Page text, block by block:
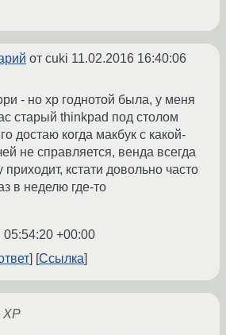
от cuki 11.02.2016 16:40:06
- но xp годнотой была, у меня
старый thinkpad под столом
достаю когда макбук с какой-
не справляется, венда всегда
приходит, кстати довольно часто
в неделю где-то
05:54:20 +00:00
Ссылка
XP